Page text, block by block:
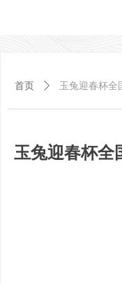
玉兔迎春杯全
首页 ꄲ 玉兔迎春杯全